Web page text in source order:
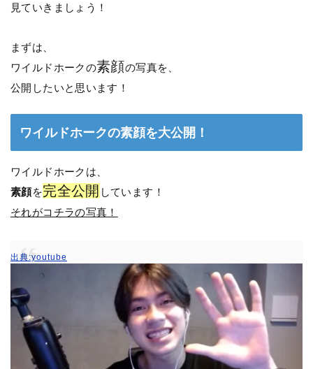
見ていきましょう！
まずは、
ワイルドホークの素顔の写真を、
公開したいと思います！
ワイルドホークの素顔を大公開！
ワイルドホークは、
素顔を完全公開 しています！
それがコチラの写真！
出典:youtube